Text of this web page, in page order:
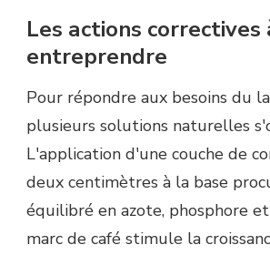
Les actions correctives
entreprendre
Pour répondre aux besoins du
plusieurs solutions naturelles
L'application d'une couche de
deux centimètres à la base
équilibré en azote, phosphore
marc de café stimule la